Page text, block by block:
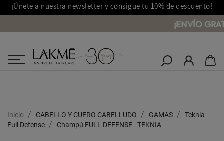
¡Únete a nuestra newsletter y consigue tu 10% de descuento!
¡ENVÍO
Salones Lakmé
Inicio CABELLO Y CUERO CABELLUDO GAMAS
Teknia
Full Defense
Champú FULL DEFENSE - TEKNIA